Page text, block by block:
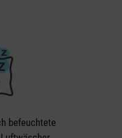
befeuchtete